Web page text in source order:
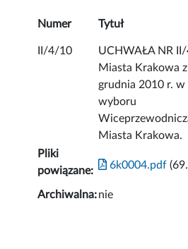
Numer Tytuł
II/4/10
UCHWAŁA NR
Miasta Krakowa
grudnia 2010 r. w
wyboru
Miasta Krakowa.
Pliki
powiązane:
6k0004.pdf
Archiwalna:nie